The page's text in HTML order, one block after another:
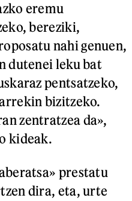
eremu
bereziki,
nahi genuen,
dutenei leku bat
pentsatzeko,
bizitzeko.
zentratzea da»,
kideak.
prestatu
dira, eta, urte